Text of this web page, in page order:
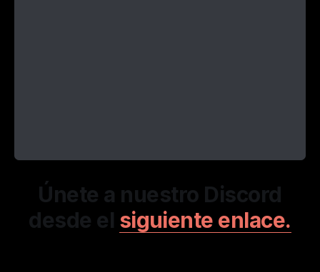
Únete a nuestro Discord
desde el siguiente enlace.